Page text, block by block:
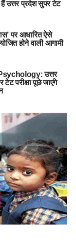
प्रदेश सुपर टेट
पर आधारित ऐसे
होने वाली आगामी
उत्तर
परीक्षा पूछे जाएंगे